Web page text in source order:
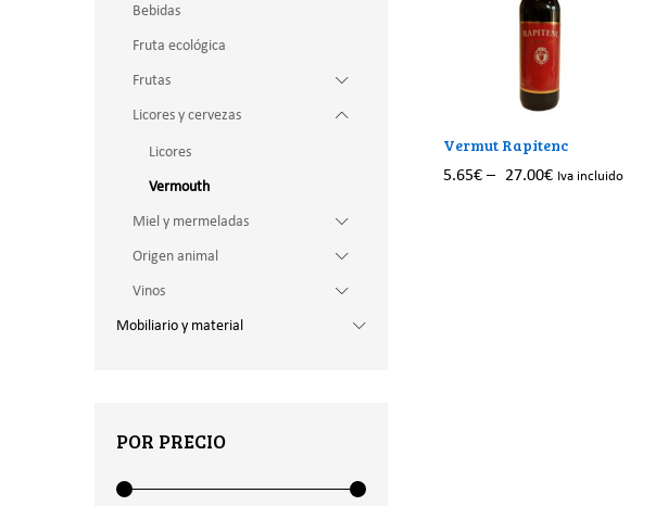
Vermut Rapitenc
5.65€ – 27.00€ Iva incluido
Bebidas
Fruta ecológica
Frutas
Licores y cervezas
Licores
Vermouth
Miel y mermeladas
Origen animal
Vinos
Mobiliario y material
POR PRECIO